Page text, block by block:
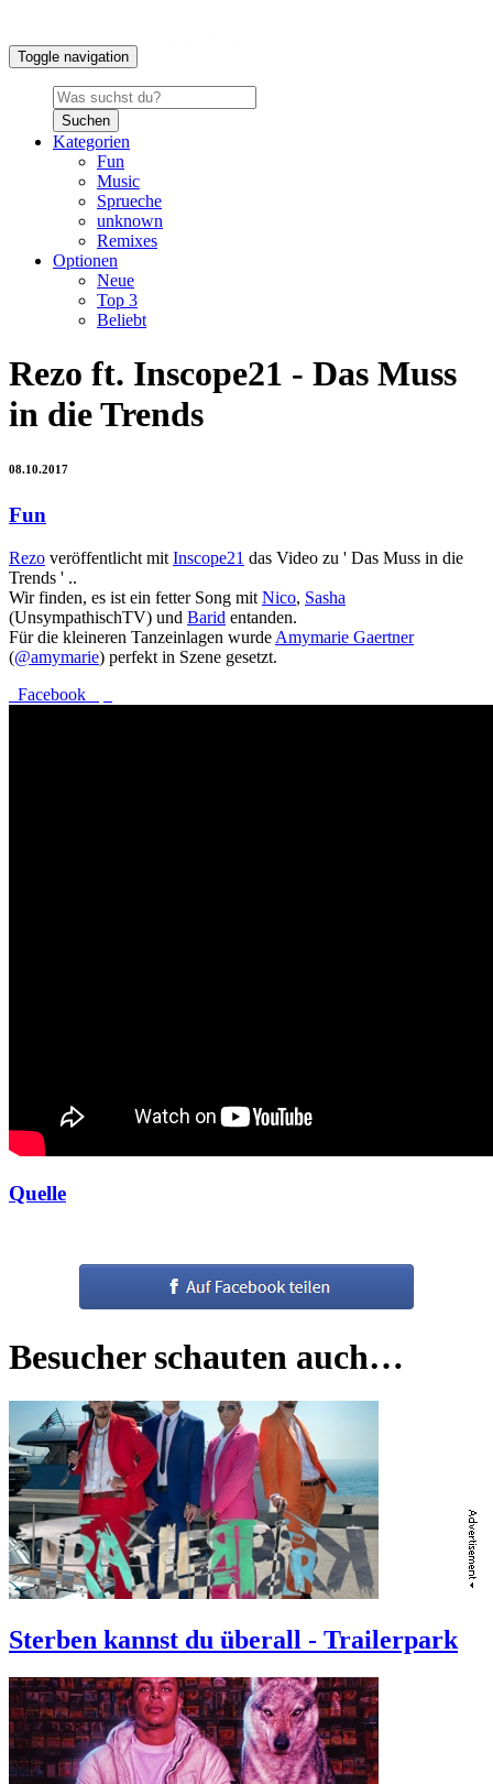
Toggle navigation
Suchen
Kategorien
Fun
Music
Sprueche
unknown
Remixes
Optionen
Neue
Top 3
Beliebt
Rezo ft. Inscope21 - Das Muss
in die Trends
08.10.2017
Fun
Rezo veröffentlicht mit Inscope21 das Video zu ' Das Muss in die
Trends ' ..
Wir finden, es ist ein fetter Song mit Nico, Sasha
(UnsympathischTV) und Barid entanden.
Für die kleineren Tanzeinlagen wurde Amymarie Gaertner
(@amymarie) perfekt in Szene gesetzt.
Facebook
Quelle
Besucher schauten auch…
Sterben kannst du überall - Trailerpark